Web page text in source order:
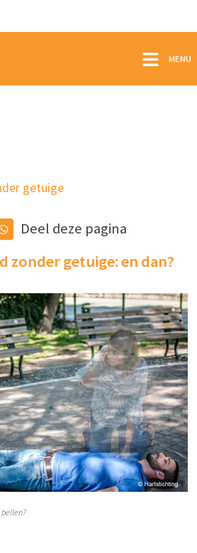
MENU
getuige
Deel deze pagina
zonder getuige: en dan?
bellen?